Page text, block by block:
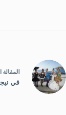
المقالة
في